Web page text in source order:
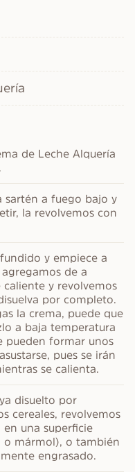
de Leche Alquería
sartén a fuego bajo y
la revolvemos con
y empiece a
de a
y revolvemos
por completo.
la crema, puede que
a baja temperatura
pueden formar unos
pues se irán
se calienta.
disuelto por
cereales, revolvemos
una superficie
o mármol), o también
engrasado.